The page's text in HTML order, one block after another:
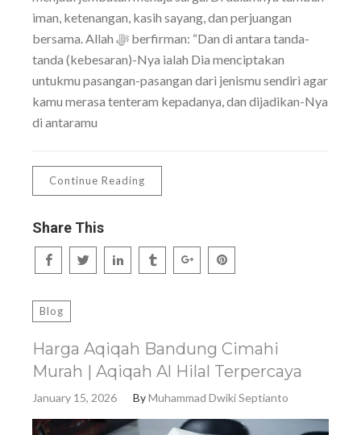
iman, ketenangan, kasih sayang, dan perjuangan
bersama. Allah ﷻ berfirman: “Dan di antara tanda-
tanda (kebesaran)-Nya ialah Dia menciptakan
untukmu pasangan-pasangan dari jenismu sendiri agar
kamu merasa tenteram kepadanya, dan dijadikan-Nya
di antaramu
Continue Reading
Share This
Blog
Harga Aqiqah Bandung Cimahi
Murah | Aqiqah Al Hilal Terpercaya
January 15, 2026 ByMuhammad Dwiki Septianto